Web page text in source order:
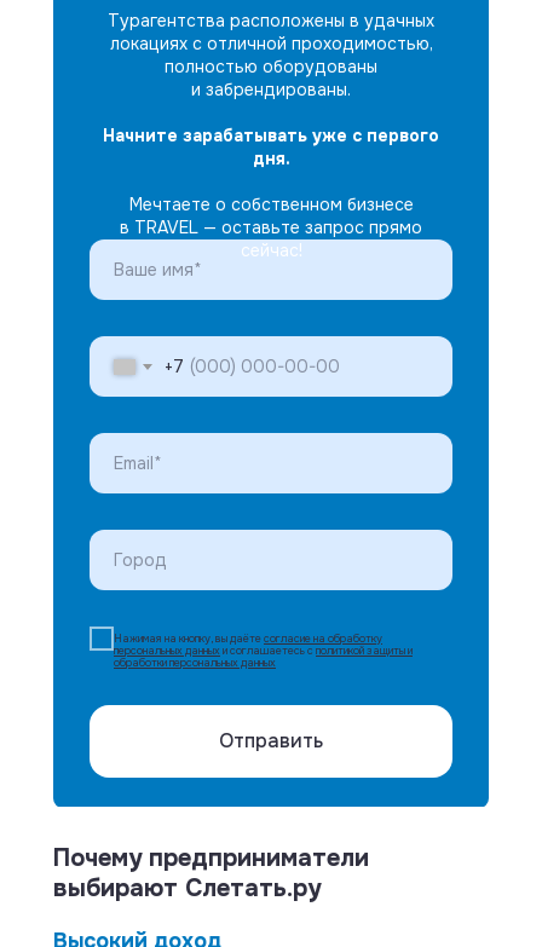
+7
Нажимая на кнопку, вы даётесогласие на обработку
персональных данныхи соглашаетесь с политикой защиты и
обработки персональных данных
Отправить
Турагентства расположены в удачных
локациях с отличной проходимостью,
полностью оборудованы
и забрендированы.
Начните зарабатывать уже с первого
дня.
Мечтаете о собственном бизнесе
в TRAVEL — оставьте запрос прямо
сейчас!
Высокий доход
Почему предприниматели
выбирают Слетать.ру